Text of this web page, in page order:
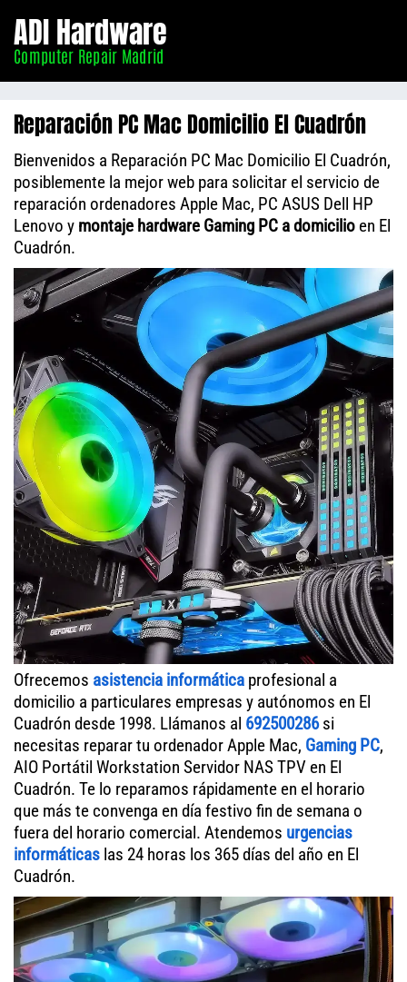
Madrid
ADI Hardware
Computer Repair Madrid
Reparación PC Mac Domicilio El Cuadrón
Bienvenidos a Reparación PC Mac Domicilio El Cuadrón,
posiblemente la mejor web para solicitar el servicio de
reparación ordenadores Apple Mac, PC ASUS Dell HP
Lenovo y montaje hardware Gaming PC a domicilio en El
Cuadrón.
Ofrecemos asistencia informática profesional a
domicilio a particulares empresas y autónomos en El
Cuadrón desde 1998. Llámanos al 692500286si
necesitas reparar tu ordenador Apple Mac, Gaming PC,
AIO Portátil Workstation Servidor NAS TPV en El
Cuadrón. Te lo reparamos rápidamente en el horario
que más te convenga en día festivo fin de semana o
fuera del horario comercial. Atendemos urgencias
informáticas las 24 horas los 365 días del año en El
Cuadrón.